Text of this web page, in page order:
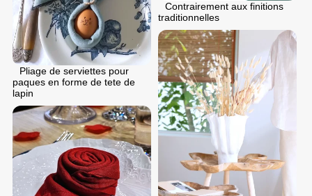
Contrairement aux finitions
traditionnelles
Pliage de serviettes pour
paques en forme de tete de
lapin